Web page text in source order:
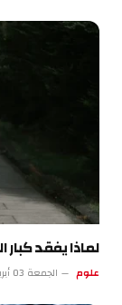
لماذا يفقد
علوم الجمعة 03 أبريل 6:20 ص